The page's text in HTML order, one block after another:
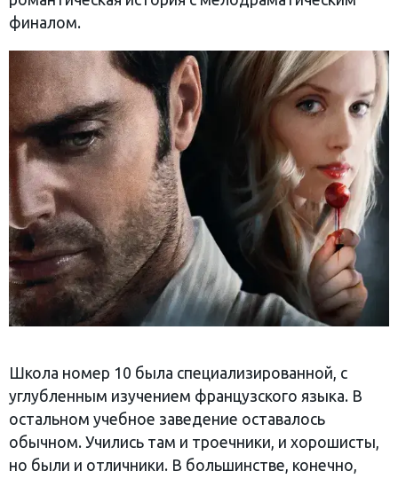
финалом.
Школа номер 10 была специализированной, с
углубленным изучением французского языка. В
остальном учебное заведение оставалось
обычном. Учились там и троечники, и хорошисты,
но были и отличники. В большинстве, конечно,